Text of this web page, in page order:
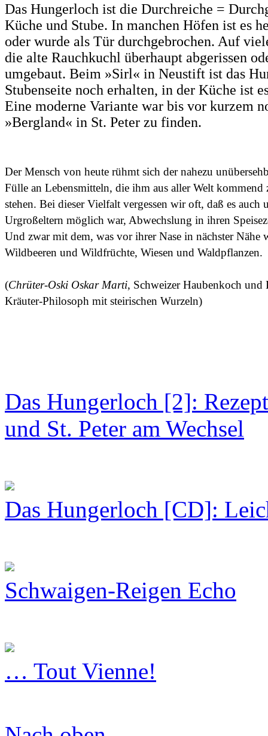
Das Hungerloch ist die Durchreiche =
Küche und Stube. In manchen Höfen ist es
oder wurde als Tür durchgebrochen. Auf
die alte Rauchkuchl überhaupt abgerissen
umgebaut. Beim »Sirl« in Neustift ist das
Stubenseite noch erhalten, in der Küche ist
Eine moderne Variante war bis vor kurzem
»Bergland« in St. Peter zu finden.
Der Mensch von heute rühmt sich der nahezu
Fülle an Lebensmitteln, die ihm aus aller Welt kommend
stehen. Bei dieser Vielfalt vergessen wir oft, daß es auch
Urgroßeltern möglich war, Abwechslung in ihren
Und zwar mit dem, was vor ihrer Nase in nächster Nähe
Wildbeeren und Wildfrüchte, Wiesen und Waldpflanzen.
(Chrüter-Oski Oskar Marti, Schweizer Haubenkoch und
Kräuter-Philosoph mit steirischen Wurzeln)
Das Hungerloch [2]:
und St. Peter am Wechsel
Das Hungerloch [CD]:
Schwaigen-Reigen Echo
… Tout Vienne!